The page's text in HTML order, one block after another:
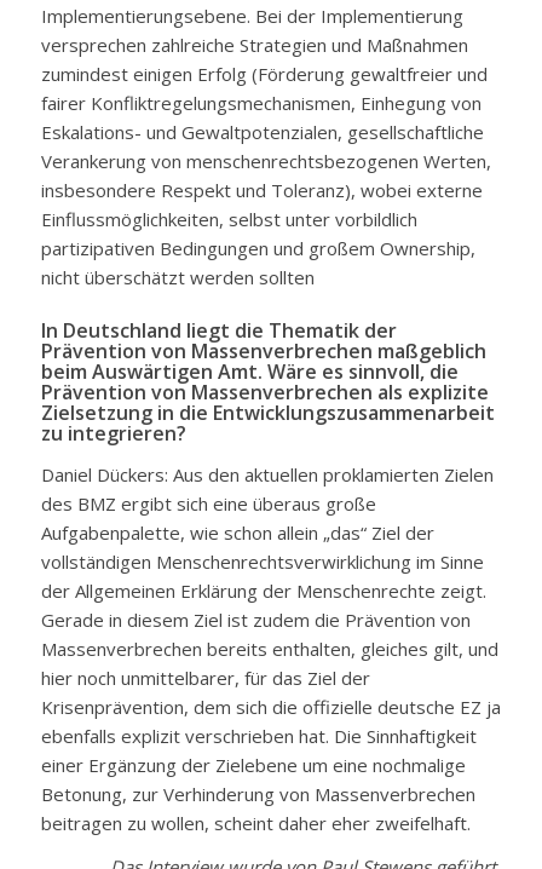
Implementierungsebene. Bei der Implementierung
versprechen zahlreiche Strategien und Maßnahmen
zumindest einigen Erfolg (Förderung gewaltfreier und
fairer Konfliktregelungsmechanismen, Einhegung von
Eskalations- und Gewaltpotenzialen, gesellschaftliche
Verankerung von menschenrechtsbezogenen Werten,
insbesondere Respekt und Toleranz), wobei externe
Einflussmöglichkeiten, selbst unter vorbildlich
partizipativen Bedingungen und großem Ownership,
nicht überschätzt werden sollten
In Deutschland liegt die Thematik der
Prävention von Massenverbrechen maßgeblich
beim Auswärtigen Amt. Wäre es sinnvoll, die
Prävention von Massenverbrechen als explizite
Zielsetzung in die Entwicklungszusammenarbeit
zu integrieren?
Daniel Dückers: Aus den aktuellen proklamierten Zielen
des BMZ ergibt sich eine überaus große
Aufgabenpalette, wie schon allein „das“ Ziel der
vollständigen Menschenrechtsverwirklichung im Sinne
der Allgemeinen Erklärung der Menschenrechte zeigt.
Gerade in diesem Ziel ist zudem die Prävention von
Massenverbrechen bereits enthalten, gleiches gilt, und
hier noch unmittelbarer, für das Ziel der
Krisenprävention, dem sich die offizielle deutsche EZ ja
ebenfalls explizit verschrieben hat. Die Sinnhaftigkeit
einer Ergänzung der Zielebene um eine nochmalige
Betonung, zur Verhinderung von Massenverbrechen
beitragen zu wollen, scheint daher eher zweifelhaft.